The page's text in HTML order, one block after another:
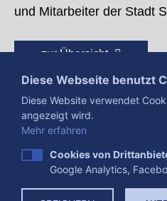
und Mitarbeiter der Stadt
zur Übersicht
Presse Impressum
Diese Webseite benutzt
Diese Website verwendet
angezeigt wird.
Mehr erfahren
Cookies von
Google Analytics,